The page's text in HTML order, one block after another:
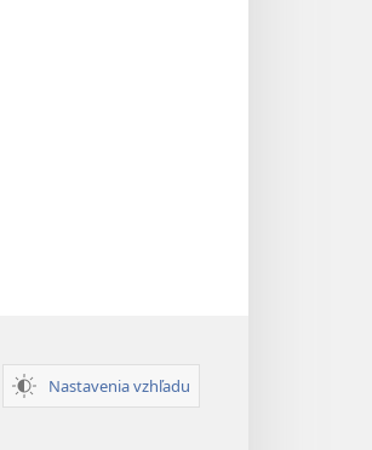
Nastavenia vzhľadu